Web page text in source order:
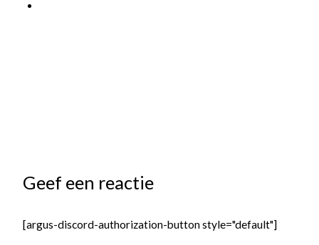
Geef een reactie
[argus-discord-authorization-button style="default"]